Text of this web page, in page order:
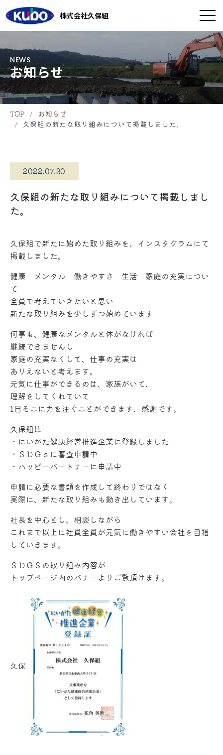
株式会社久保組
NEWS
お知らせ
TOP
お知らせ
久保組の新たな取り組みについて掲載しました。
2022.07.30
久保組の新たな取り組みについて掲載しまし
た。
久保組で新たに始めた取り組みを、インスタグラムにて
掲載しました。
健康 メンタル 働きやすさ 生活 家庭の充実につい
て
全員で考えていきたいと思い
新たな取り組みを少しずつ始めています
何事も、健康なメンタルと体がなければ
継続できませんし
家庭の充実なくして、仕事の充実は
ありえないと考えます。
元気に仕事ができるのは、家族がいて、
理解をしてくれていて
1日そこに力を注ぐことができます、感謝です。
久保組は
・にいがた健康経営推進企業に登録しました
・ＳＤＧｓに審査申請中
・ハッピーパートナーに申請中
申請に必要な書類を作成して終わりではなく
実際に、新たな取り組みも動き出しています。
社長を中心とし、相談しながら
これまで以上に社員全員が元気に働きやすい会社を目指
していきます。
ＳＤＧＳの取り組み内容が
トップページ内のバナーよりご覧頂けます。
久保